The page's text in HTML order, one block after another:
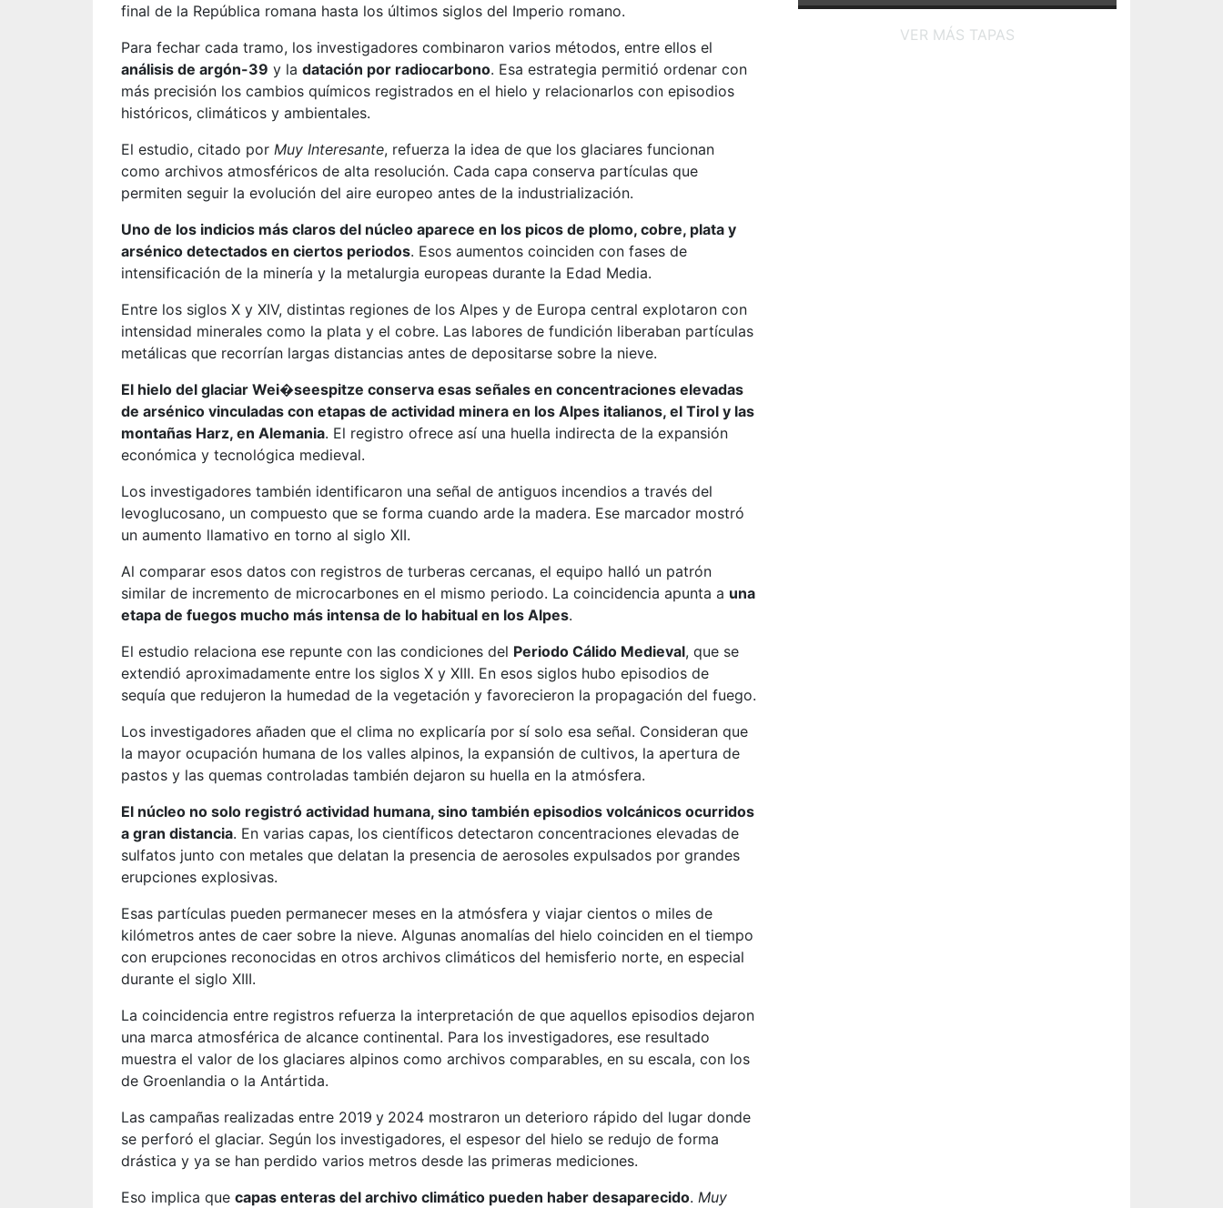
final de la República romana hasta los últimos siglos del Imperio romano.
Para fechar cada tramo, los investigadores combinaron varios métodos, entre ellos el
análisis de argón-39 y la datación por radiocarbono. Esa estrategia permitió ordenar con
más precisión los cambios químicos registrados en el hielo y relacionarlos con episodios
históricos, climáticos y ambientales.
El estudio, citado por Muy Interesante, refuerza la idea de que los glaciares funcionan
como archivos atmosféricos de alta resolución. Cada capa conserva partículas que
permiten seguir la evolución del aire europeo antes de la industrialización.
Uno de los indicios más claros del núcleo aparece en los picos de plomo, cobre, plata y
arsénico detectados en ciertos periodos. Esos aumentos coinciden con fases de
intensificación de la minería y la metalurgia europeas durante la Edad Media.
Entre los siglos X y XIV, distintas regiones de los Alpes y de Europa central explotaron con
intensidad minerales como la plata y el cobre. Las labores de fundición liberaban partículas
metálicas que recorrían largas distancias antes de depositarse sobre la nieve.
El hielo del glaciar Wei�seespitze conserva esas señales en concentraciones elevadas
de arsénico vinculadas con etapas de actividad minera en los Alpes italianos, el Tirol y las
montañas Harz, en Alemania. El registro ofrece así una huella indirecta de la expansión
económica y tecnológica medieval.
Los investigadores también identificaron una señal de antiguos incendios a través del
levoglucosano, un compuesto que se forma cuando arde la madera. Ese marcador mostró
un aumento llamativo en torno al siglo XII.
Al comparar esos datos con registros de turberas cercanas, el equipo halló un patrón
similar de incremento de microcarbones en el mismo periodo. La coincidencia apunta a una
etapa de fuegos mucho más intensa de lo habitual en los Alpes.
El estudio relaciona ese repunte con las condiciones del Periodo Cálido Medieval, que se
extendió aproximadamente entre los siglos X y XIII. En esos siglos hubo episodios de
sequía que redujeron la humedad de la vegetación y favorecieron la propagación del fuego.
Los investigadores añaden que el clima no explicaría por sí solo esa señal. Consideran que
la mayor ocupación humana de los valles alpinos, la expansión de cultivos, la apertura de
pastos y las quemas controladas también dejaron su huella en la atmósfera.
El núcleo no solo registró actividad humana, sino también episodios volcánicos ocurridos
a gran distancia. En varias capas, los científicos detectaron concentraciones elevadas de
sulfatos junto con metales que delatan la presencia de aerosoles expulsados por grandes
erupciones explosivas.
Esas partículas pueden permanecer meses en la atmósfera y viajar cientos o miles de
kilómetros antes de caer sobre la nieve. Algunas anomalías del hielo coinciden en el tiempo
con erupciones reconocidas en otros archivos climáticos del hemisferio norte, en especial
durante el siglo XIII.
La coincidencia entre registros refuerza la interpretación de que aquellos episodios dejaron
una marca atmosférica de alcance continental. Para los investigadores, ese resultado
muestra el valor de los glaciares alpinos como archivos comparables, en su escala, con los
de Groenlandia o la Antártida.
Las campañas realizadas entre 2019 y 2024 mostraron un deterioro rápido del lugar donde
se perforó el glaciar. Según los investigadores, el espesor del hielo se redujo de forma
drástica y ya se han perdido varios metros desde las primeras mediciones.
Eso implica que capas enteras del archivo climático pueden haber desaparecido. Muy
VER MÁS TAPAS